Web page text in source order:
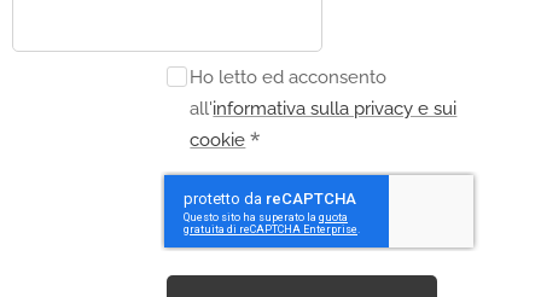
Ho letto ed acconsento
all'informativa sulla privacy e sui
cookie